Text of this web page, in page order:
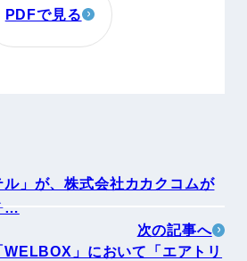
PDFで見る
ル」が、株式会社カカクコムが
…
次の記事へ
」において「エアトリ